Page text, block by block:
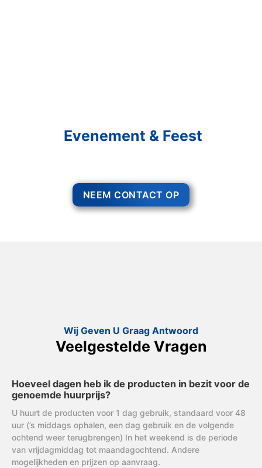
Evenement & Feest
NEEM CONTACT OP
Wij Geven U Graag Antwoord
Veelgestelde Vragen
Hoeveel dagen heb ik de producten in bezit voor de
genoemde huurprijs?
U huurt de producten voor 1 dag gebruik, standaard voor 48
uur (’s middags ophalen, een dag gebruik en de volgende
ochtend weer terugbrengen) In het weekend is de periode
van vrijdagmiddag tot maandagochtend. Andere
mogelijkheden en prijzen op aanvraag.